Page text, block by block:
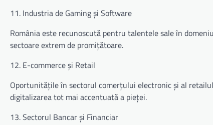
11. Industria de Gaming și Software
România este recunoscută pentru talentele sale în
sectoare extrem de promițătoare.
12. E-commerce și Retail
Oportunitățile în sectorul comerțului electronic și al
digitalizarea tot mai accentuată a pieței.
13. Sectorul Bancar și Financiar